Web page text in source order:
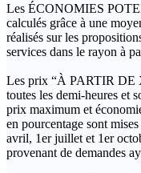
Les ÉCONOMIES
calculés grâce à une
réalisés sur les
services dans le rayon à
Les prix “À PARTIR DE
toutes les demi-heures et
prix maximum et
en pourcentage sont
avril, 1er juillet et 1er
provenant de demandes